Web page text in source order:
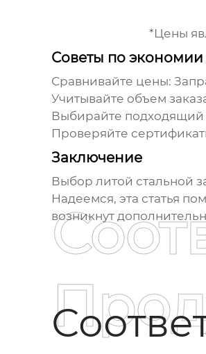
*Цены
Советы по экономии
Сравнивайте цены:
Учитывайте объем
Выбирайте подходящий
Проверяйте
Заключение
Выбор литой стальной
Надеемся, эта статья
возникнут